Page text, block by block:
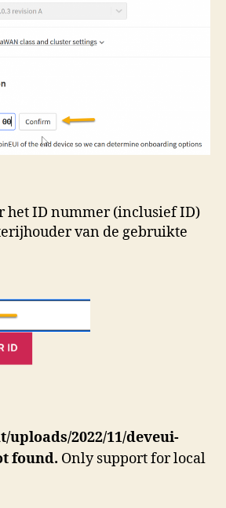
het ID nummer (inclusief ID)
van de gebruikte
uploads/2022/11/deveui-
found. Only support for local